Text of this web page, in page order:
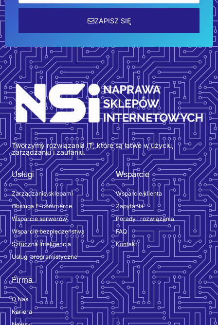
ZAPISZ SIĘ
Tworzymy rozwiązania IT, które są łatwe w użyciu,
zarządzaniu i zaufaniu.
Usługi
Zarządzanie sklepami
Obsługa E-commerce
Wsparcie serwerów
Wsparcie bezpieczeństwa
Sztuczna inteligencja
Usługi programistyczne
Wsparcie
Wsparcie klienta
Zapytania
Porady i rozwiązania
FAQ
Kontakt
Firma
O Nas
Kariera